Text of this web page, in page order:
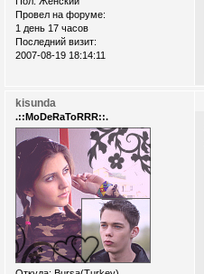
Провел на форуме:
1 день 17 часов
Последний визит:
2007-08-19 18:14:11
kisunda
.::MoDeRaToRRR::.